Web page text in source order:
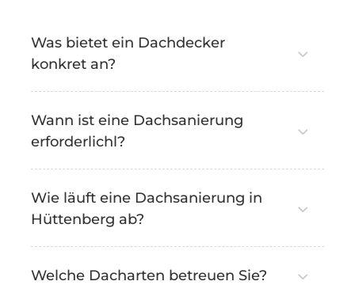
Was bietet ein Dachdecker
konkret an?
Wann ist eine Dachsanierung
erforderlichl?
Wie läuft eine Dachsanierung in
Hüttenberg ab?
Welche Dacharten betreuen Sie?